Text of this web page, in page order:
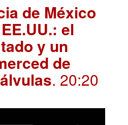
de México
el
y un
de
. 20:20